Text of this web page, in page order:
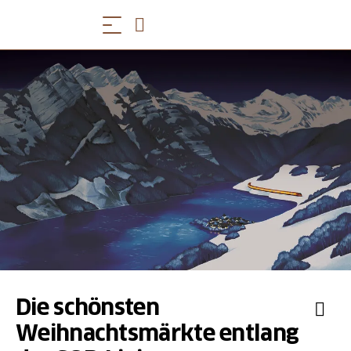
Die schönsten
Weihnachtsmärkte entlang